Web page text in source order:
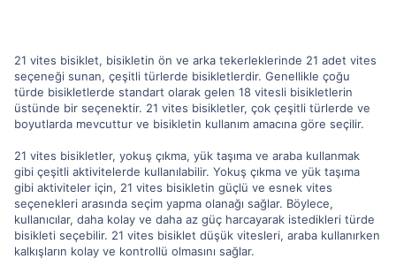
21 vites bisiklet, bisikletin ön ve arka tekerleklerinde 21 adet vites
seçeneği sunan, çeşitli türlerde bisikletlerdir. Genellikle çoğu
türde bisikletlerde standart olarak gelen 18 vitesli bisikletlerin
üstünde bir seçenektir. 21 vites bisikletler, çok çeşitli türlerde ve
boyutlarda mevcuttur ve bisikletin kullanım amacına göre seçilir.
21 vites bisikletler, yokuş çıkma, yük taşıma ve araba kullanmak
gibi çeşitli aktivitelerde kullanılabilir. Yokuş çıkma ve yük taşıma
gibi aktiviteler için, 21 vites bisikletin güçlü ve esnek vites
seçenekleri arasında seçim yapma olanağı sağlar. Böylece,
kullanıcılar, daha kolay ve daha az güç harcayarak istedikleri türde
bisikleti seçebilir. 21 vites bisiklet düşük vitesleri, araba kullanırken
kalkışların kolay ve kontrollü olmasını sağlar.